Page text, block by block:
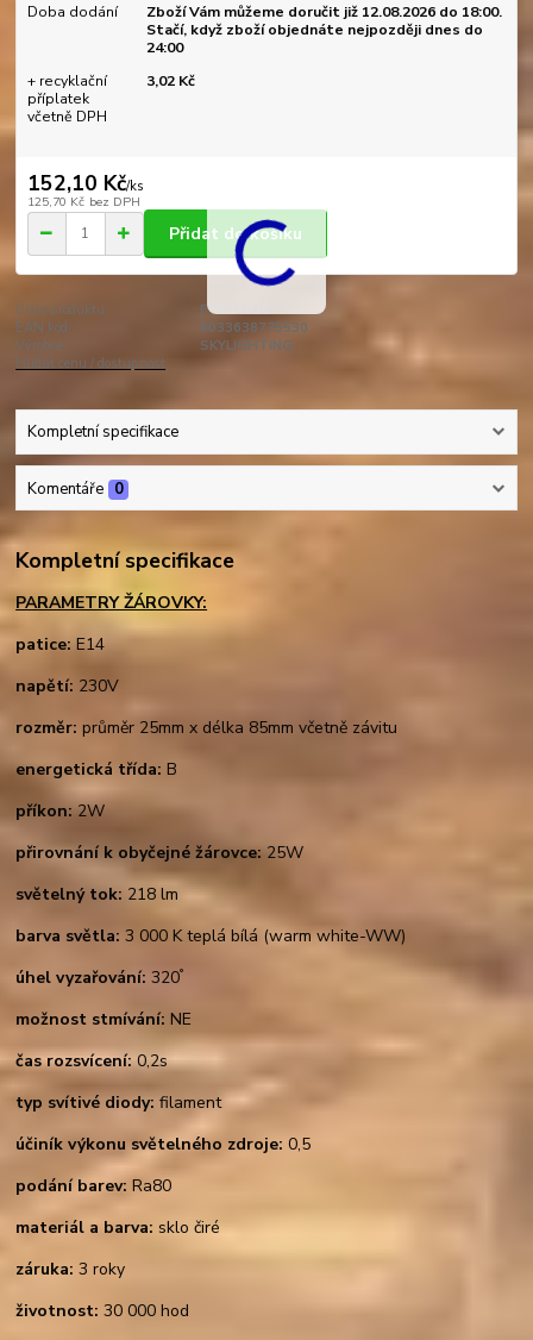
Doba dodání
Zboží Vám můžeme doručit již 12.08.2026 do 18:00.
Stačí, když zboží objednáte nejpozději dnes do
24:00
+ recyklační
příplatek
včetně DPH
3,02 Kč
152,10 Kč/ks
125,70 Kč bez DPH
Přidat do košíku
Číslo produktu:
FTT1402C
EAN kód:
8033638775530
Výrobce:
SKYLIGHTING
Hlídat cenu / dostupnost
Kompletní specifikace
Komentáře 0
Kompletní specifikace
PARAMETRY ŽÁROVKY:
patice: E14
napětí: 230V
rozměr: průměr 25mm x délka 85mm včetně závitu
energetická třída: B
příkon:2W
přirovnání k obyčejné žárovce:25W
světelný tok: 218 lm
barva světla: 3 000 K teplá bílá (warm white-WW)
úhel vyzařování: 320°
možnost stmívání: NE
čas rozsvícení:0,2s
typ svítivé diody: filament
účiník výkonu světelného zdroje: 0,5
podání barev:Ra80
materiál a barva: sklo čiré
záruka: 3 roky
životnost: 30 000 hod